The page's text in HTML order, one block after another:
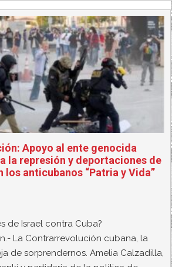
Apoyo al ente genocida
la represión y deportaciones de
los anticubanos “Patria y Vida”
de Israel contra Cuba?
La Contrarrevolución cubana, la
de sorprendernos. Amelia Calzadilla,